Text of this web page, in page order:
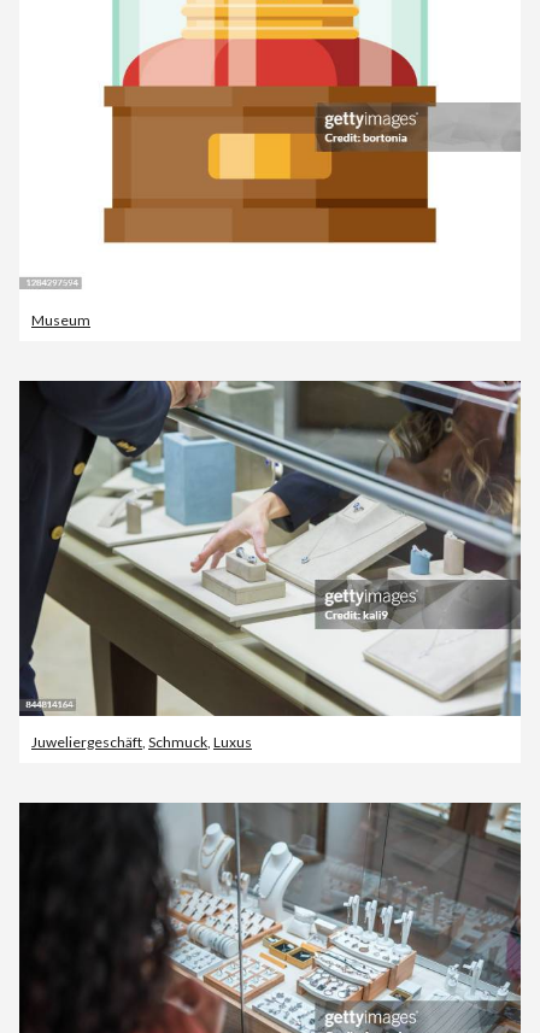
Museum
Juweliergeschäft Schmuck Luxus